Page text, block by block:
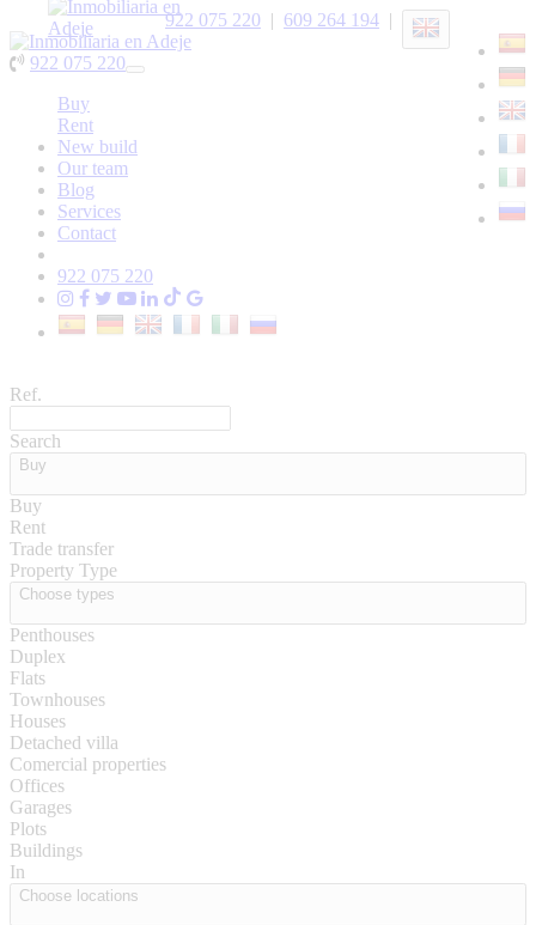
609 264 194 |
922 075 220 |
922 075 220
Toggle
Buy
Rent
New build
Our team
Blog
Services
Contact
922 075 220
Ref.
Search
Buy
Buy
Rent
Trade transfer
Property Type
Choose types
Penthouses
Duplex
Flats
Townhouses
Houses
Detached villa
Comercial properties
Offices
Garages
Plots
Buildings
In
Choose locations